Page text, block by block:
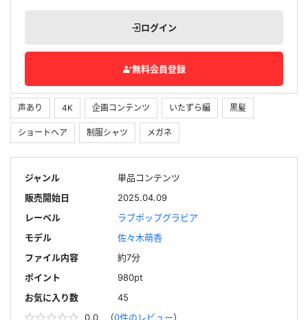
声あり 4K 企画コンテンツ いたずら編 黒髪
ショートヘア 制服シャツ メガネ
ジャンル
単品コンテンツ
販売開始日
2025.04.09
レーベル
ラブポップグラビア
モデル
佐々木萌香
ファイル内容
約7分
ポイント
980pt
お気に入り数
45
0.0
（0件のレビュー）
ログイン
無料会員登録